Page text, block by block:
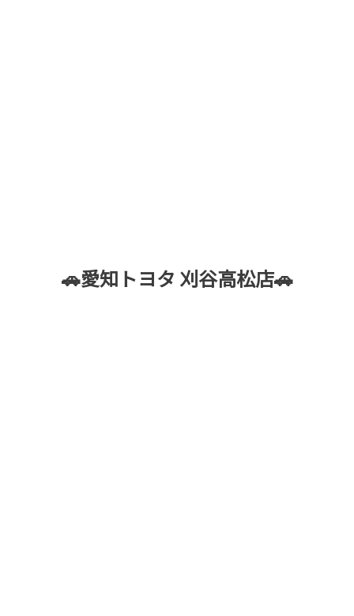
🚗愛知トヨタ 刈谷高松店🚗